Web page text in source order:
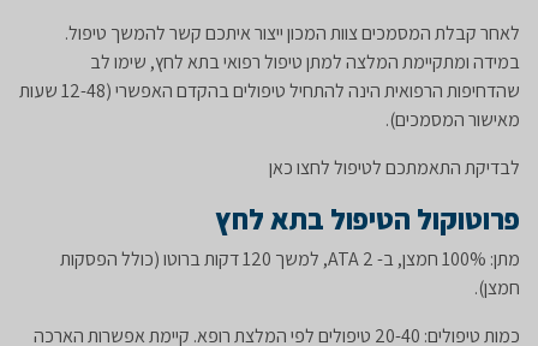
לאחר קבלת המסמכים צוות המכון ייצור איתכם קשר להמשך טיפול.
במידה ומתקיימת המלצה למתן טיפול רפואי בתא לחץ, שימו לב
שהדחיפות הרפואית הינה להתחיל טיפולים בהקדם האפשרי (12-48 שעות
מאישור המסמכים).
לבדיקת התאמתכם לטיפול לחצו כאן
פרוטוקול הטיפול בתא לחץ
מתן: 100% חמצן, ב- 2 ATA, למשך 120 דקות ברוטו (כולל הפסקות
חמצן).
כמות טיפולים: 20-40 טיפולים לפי המלצת רופא. קיימת אפשרות הארכה